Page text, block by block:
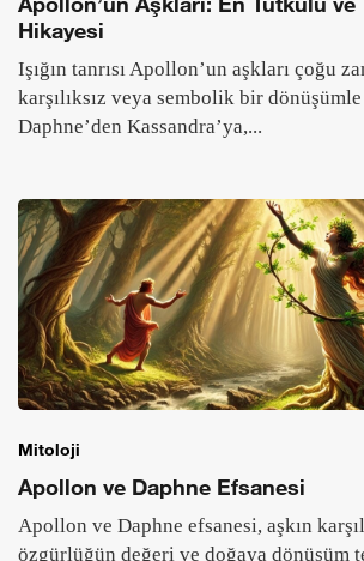
Hikayesi
Işığın tanrısı Apollon’un aşkları çoğu
karşılıksız veya sembolik bir
Daphne’den Kassandra’ya,...
Mitoloji
Apollon ve Daphne Efsanesi
Apollon ve Daphne efsanesi, aşkın
özgürlüğün değeri ve doğaya dönüşüm